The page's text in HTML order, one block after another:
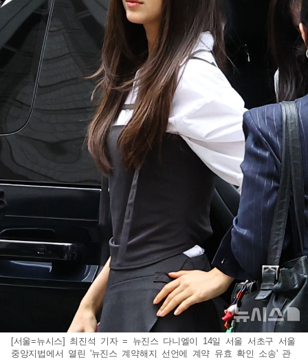
[서울=뉴시스] 최진석 기자 = 뉴진스 다니엘이 14일 서울 서초구 서울
중앙지법에서 열린 '뉴진스 계약해지 선언에 계약 유효 확인 소송' 관